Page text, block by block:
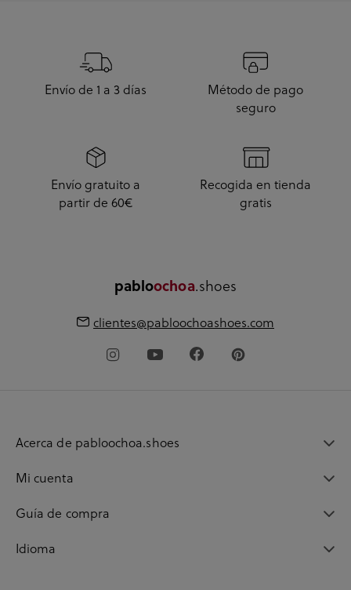
Envío de 1 a 3 días
Método de pago
seguro
Envío gratuito a
partir de 60€
Recogida en tienda
gratis
pabloochoa.shoes
clientes@pabloochoashoes.com
Acerca de pabloochoa.shoes
Mi cuenta
Guía de compra
Idioma